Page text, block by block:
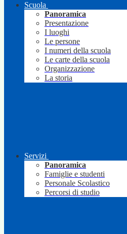
Scuola
Panoramica
Presentazione
I luoghi
Le persone
I numeri della scuola
Le carte della scuola
Organizzazione
La storia
Servizi
Panoramica
Famiglie e studenti
Personale Scolastico
Percorsi di studio